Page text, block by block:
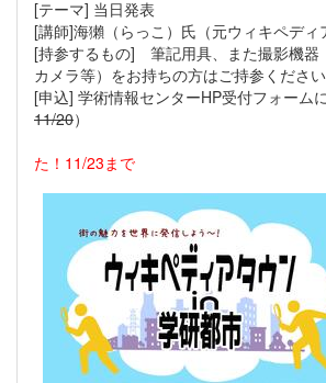
[テーマ] 当日発表
[講師]海獺（らっこ）氏（元ウィキペディ
[持参するもの] 筆記用具、また撮影機器
カメラ等）をお持ちの方はご持参ください
[申込] 学術情報センターHP受付フォーム
11/20）
た！11/23まで